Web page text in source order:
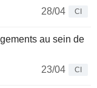
28/04
CI
au sein de
23/04
CI